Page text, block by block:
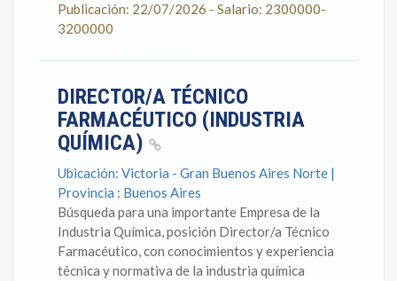
Publicación: 22/07/2026 - Salario: 2300000-
3200000
DIRECTOR/A TÉCNICO
FARMACÉUTICO (INDUSTRIA
QUÍMICA)
Ubicación: Victoria - Gran Buenos Aires Norte |
Provincia : Buenos Aires
Búsqueda para una importante Empresa de la
Industria Química, posición Director/a Técnico
Farmacéutico, con conocimientos y experiencia
técnica y normativa de la industria química